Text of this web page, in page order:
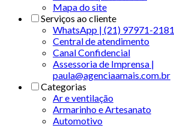
Mapa do site
Serviços ao cliente
WhatsApp | (21) 97971-2181
Central de atendimento
Canal Confidencial
Assessoria de Imprensa |
paula@agenciaamais.com.br
Categorias
Ar e ventilação
Armarinho e Artesanato
Automotivo